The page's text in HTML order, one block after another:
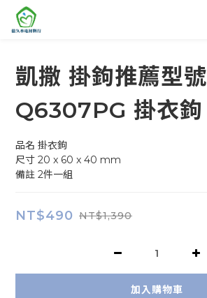
凱撒 掛鉤推薦型號
Q6307PG 掛衣鉤
品名	掛衣鉤
尺寸	20 x 60 x 40 mm
備註	2件一組
NT$490 NT$1,390
加入購物車